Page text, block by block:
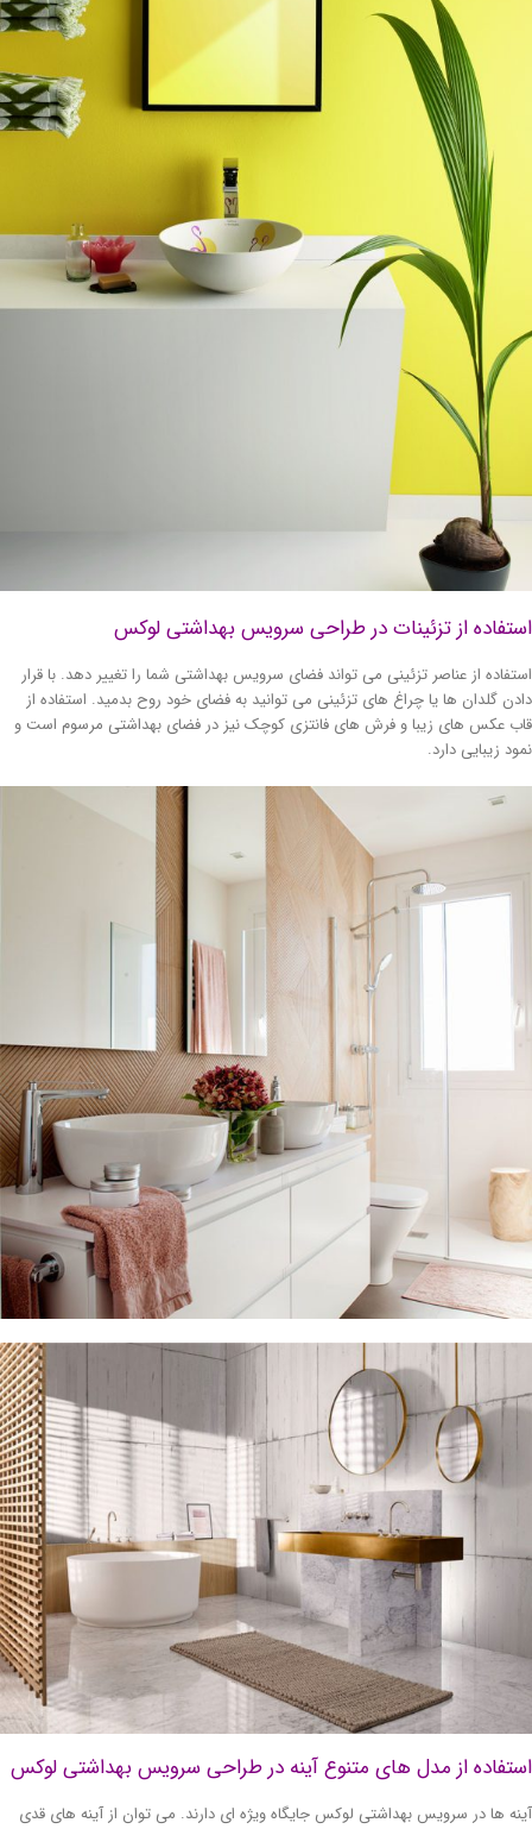
از تزئینات در طراحی سرویس بهداشتی لوکس
از عناصر تزئینی می تواند فضای سرویس بهداشتی شما را تغییر دهد. با قرار
گلدان ها یا چراغ های تزئینی می توانید به فضای خود روح بدمید. استفاده از
عکس های زیبا و فرش های فانتزی کوچک نیز در فضای بهداشتی مرسوم است و
زیبایی دارد.
از مدل های متنوع آینه در طراحی سرویس بهداشتی لوکس
ها در سرویس بهداشتی لوکس جایگاه ویژه ای دارند. می توان از آینه های قدی